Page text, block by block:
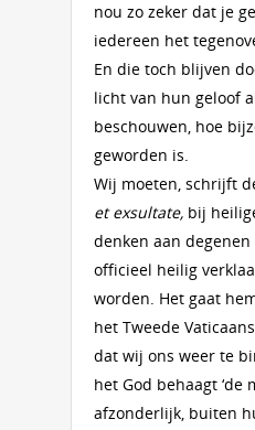
nou zo zeker dat je
iedereen het
En die toch blijven
licht van hun geloof
beschouwen, hoe
geworden is.
Wij moeten, schrijft
et exsultate, bij
denken aan
officieel heilig
worden. Het gaat
het Tweede
dat wij ons weer te
het God behaagt ‘de
afzonderlijk, buiten